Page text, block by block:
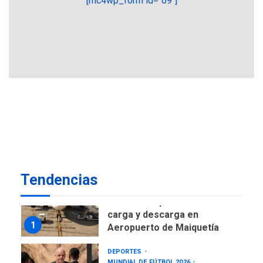
Tendencias
ÚLTIMA HORA
DESTACADOS
NACIONALES
1
carga y descarga en
Aeropuerto de Maiquetía
DEPORTES